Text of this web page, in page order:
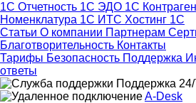
1С Отчетность 1С ЭДО 1С
Номенклатура 1С ИТС Хостинг 1С
Статьи О компании Партнерам
Благотворительность Контакты
Тарифы Безопасность Поддержка
ответы
Поддержка
A-Desk